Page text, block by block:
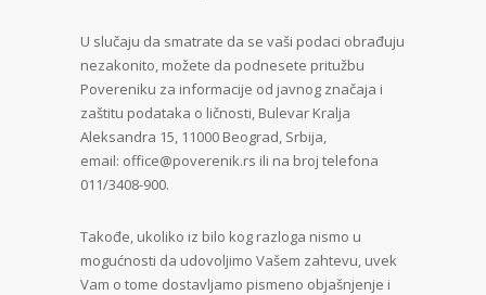
U slučaju da smatrate da se vaši podaci obrađuju
nezakonito, možete da podnesete pritužbu
Povereniku za informacije od javnog značaja i
zaštitu podataka o ličnosti, Bulevar Kralja
Aleksandra 15, 11000 Beograd, Srbija,
email: office@poverenik.rs ili na broj telefona
011/3408-900.
Takođe, ukoliko iz bilo kog razloga nismo u
mogućnosti da udovoljimo Vašem zahtevu, uvek
Vam o tome dostavljamo pismeno objašnjenje i